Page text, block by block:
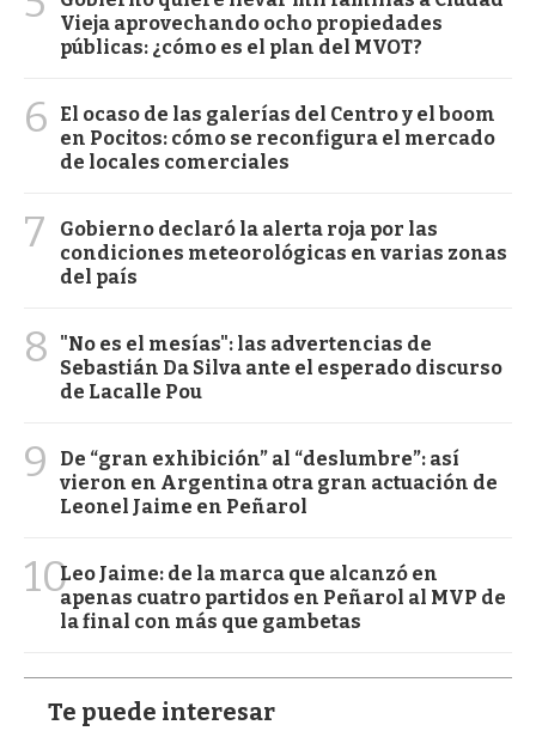
Vieja aprovechando ocho propiedades
públicas: ¿cómo es el plan del MVOT?
6
El ocaso de las galerías del Centro y el boom
en Pocitos: cómo se reconfigura el mercado
de locales comerciales
7
Gobierno declaró la alerta roja por las
condiciones meteorológicas en varias zonas
del país
8
"No es el mesías": las advertencias de
Sebastián Da Silva ante el esperado discurso
de Lacalle Pou
9
De “gran exhibición” al “deslumbre”: así
vieron en Argentina otra gran actuación de
Leonel Jaime en Peñarol
10Leo Jaime: de la marca que alcanzó en
apenas cuatro partidos en Peñarol al MVP de
la final con más que gambetas
Te puede interesar